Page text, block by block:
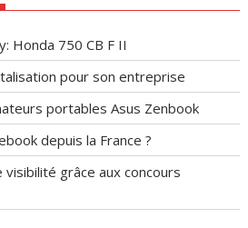
Honda 750 CB F II
pour son entreprise
portables Asus Zenbook
depuis la France ?
grâce aux concours